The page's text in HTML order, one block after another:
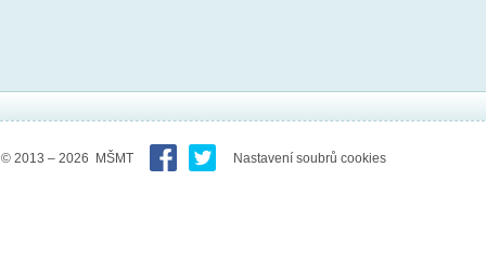
© 2013 – 2026 MŠMT Nastavení soubrů cookies